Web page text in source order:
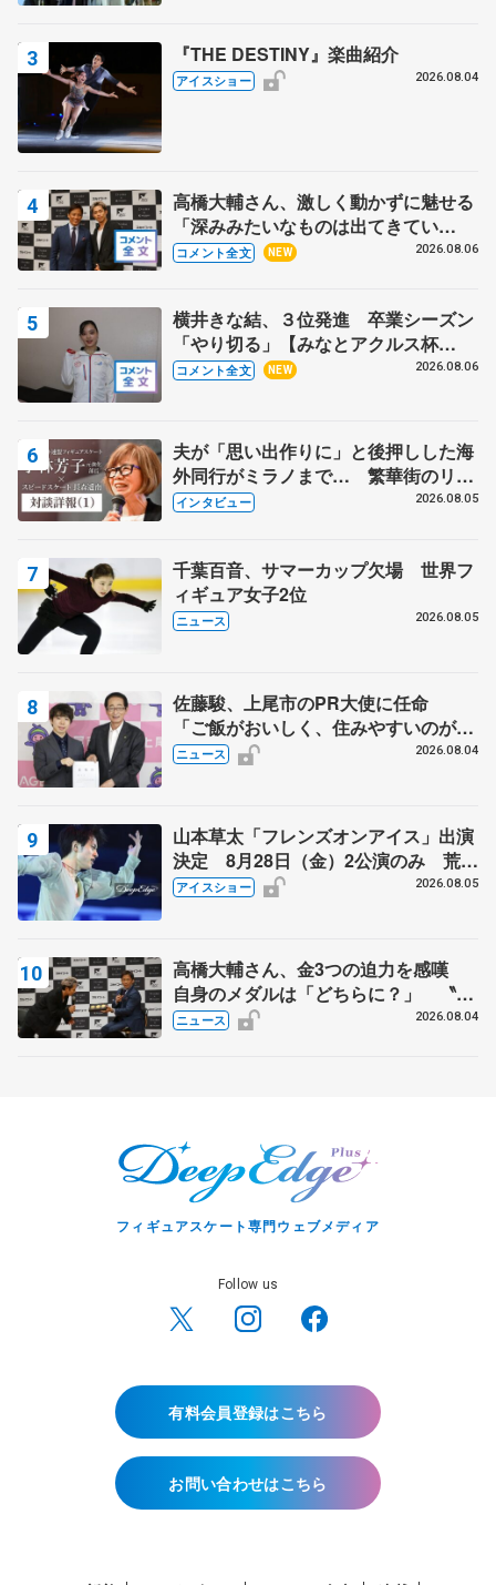
『THE DESTINY』楽曲紹介
アイスショー 2026.08.04
高橋大輔さん、激しく動かずに魅せる
「深みみたいなものは出てきてい
る？」 〝兄さん〟と慕うレジェンド
コメント全文 NEW 2026.08.06
横井きな結、３位発進 卒業シーズン
「やり切る」【みなとアクルス杯
SP】
コメント全文 NEW 2026.08.06
夫が「思い出作りに」と後押しした海
外同行がミラノまで… 繁華街のリン
クでは不良のお兄さんも味方に 小林
インタビュー 2026.08.05
千葉百音、サマーカップ欠場 世界フ
ィギュア女子2位
ニュース 2026.08.05
佐藤駿、上尾市のPR大使に任命
「ご飯がおいしく、住みやすいのが魅
力」
ニュース 2026.08.04
山本草太「フレンズオンアイス」出演
決定 8月28日（金）2公演のみ 荒川
静香さんプロデュース、20周年のアイ
アイスショー 2026.08.05
高橋大輔さん、金3つの迫力を感嘆
自身のメダルは「どちらに？」 〝リ
ス兄弟〟オリンピック3連覇の野村忠
ニュース 2026.08.04
フィギュアスケート専門ウェブメディア
Follow us
有料会員登録はこちら
お問い合わせはこちら